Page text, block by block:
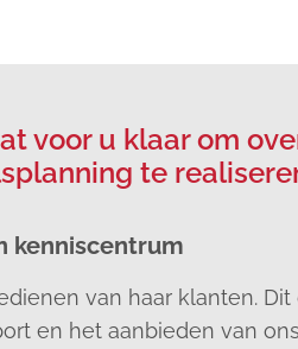
voor u klaar om
te
kenniscentrum
van haar klanten. Dit
en het aanbieden van ons